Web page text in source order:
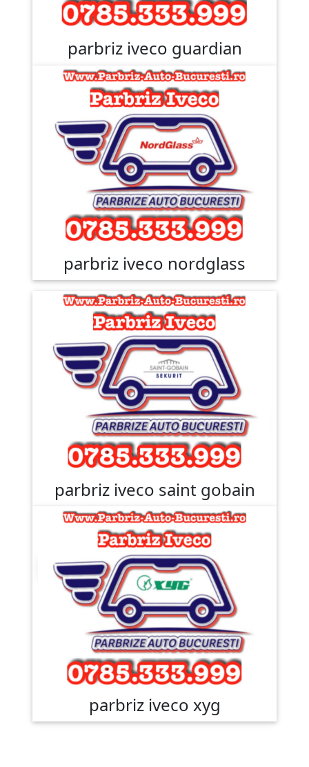
parbriz iveco guardian
parbriz iveco nordglass
parbriz iveco saint gobain
parbriz iveco xyg